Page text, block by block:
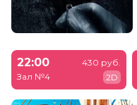
22:00
Зал №4
430 руб.
2D